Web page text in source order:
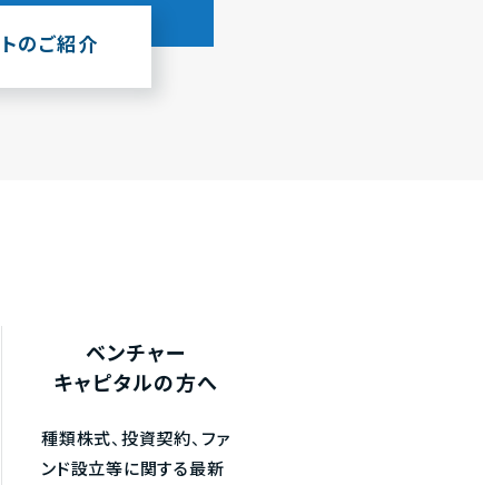
のご紹介
ベンチャー
キャピタルの方へ
種類株式、投資契約、ファ
ンド設立等に関する最新